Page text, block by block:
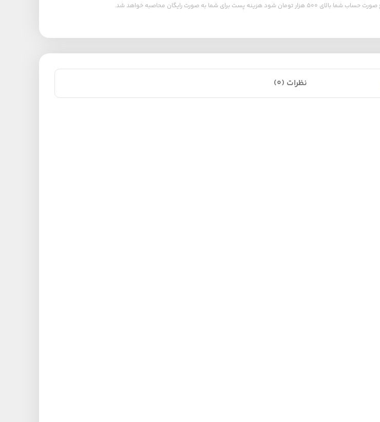
تومان شود هزینه پست برای شما به صورت رایگان محاصبه خواهد شد.
نظرات (0)